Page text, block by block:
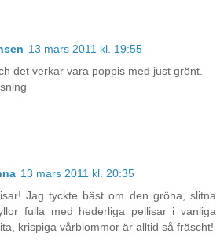
13 mars 2011 kl. 19:55
det verkar vara poppis med just grönt.
13 mars 2011 kl. 20:35
Jag tyckte bäst om den gröna, slitna
fulla med hederliga pellisar i vanliga
krispiga vårblommor är alltid så fräscht!